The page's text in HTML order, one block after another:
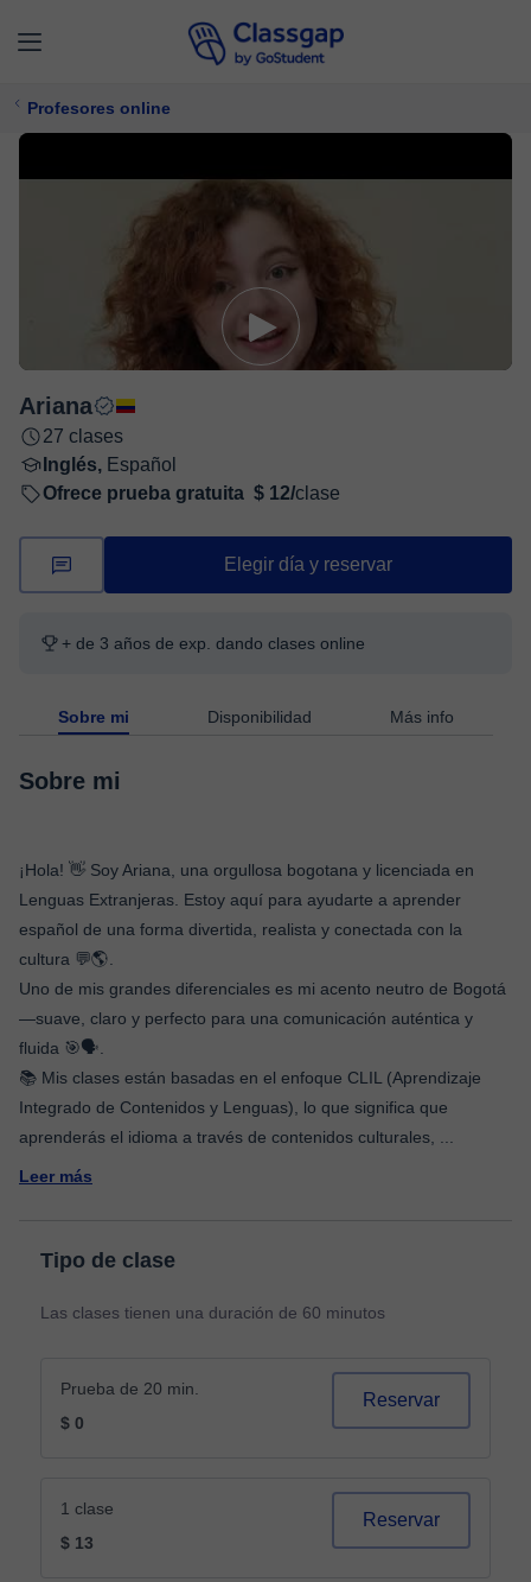
Profesores online
Ariana
27 clases
Inglés, Español
Ofrece prueba gratuita $ 12/clase
Elegir día y reservar
+ de 3 años de exp. dando clases online
Sobre mi Disponibilidad Más info
Sobre mi
¡Hola! 👋 Soy Ariana, una orgullosa bogotana y licenciada en
Lenguas Extranjeras. Estoy aquí para ayudarte a aprender
español de una forma divertida, realista y conectada con la
cultura 💬🌎.
Uno de mis grandes diferenciales es mi acento neutro de Bogotá
—suave, claro y perfecto para una comunicación auténtica y
fluida 🎯🗣️.
📚 Mis clases están basadas en el enfoque CLIL (Aprendizaje
Integrado de Contenidos y Lenguas), lo que significa que
aprenderás el idioma a través de contenidos culturales,
Leer más
Tipo de clase
Las clases tienen una duración de 60 minutos
Prueba de 20 min.
$ 0
Reservar
1 clase
$ 13
Reservar